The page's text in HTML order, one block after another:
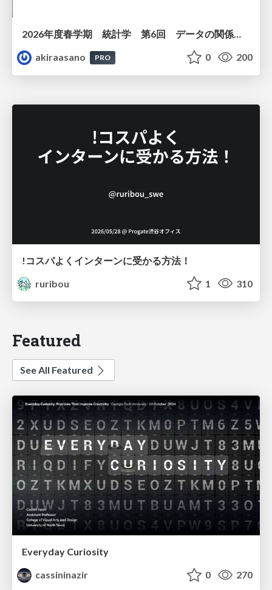
2026年度春学期 統計学 第6回 データの関係を知る（１）ー 相関関係 (2026. 5. 14)
akiraasano
PRO 0 200
!コスパよくインターンに受かる方法！
ruribou
1 310
Featured
See All Featured
Everyday Curiosity
cassininazir
0 270